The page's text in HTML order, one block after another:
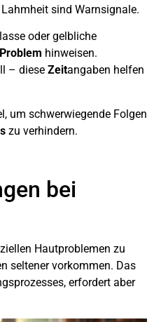
sind Warnsignale.
oder gelbliche
Problem hinweisen.
– diese Zeitangaben helfen
um schwerwiegende Folgen
zu verhindern.
bei
Hautproblemen zu
seltener vorkommen. Das
erfordert aber